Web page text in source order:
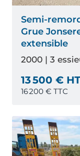
Semi-
Grue
extensible
2000 | 3
13 500 € HT
16 200 € TTC